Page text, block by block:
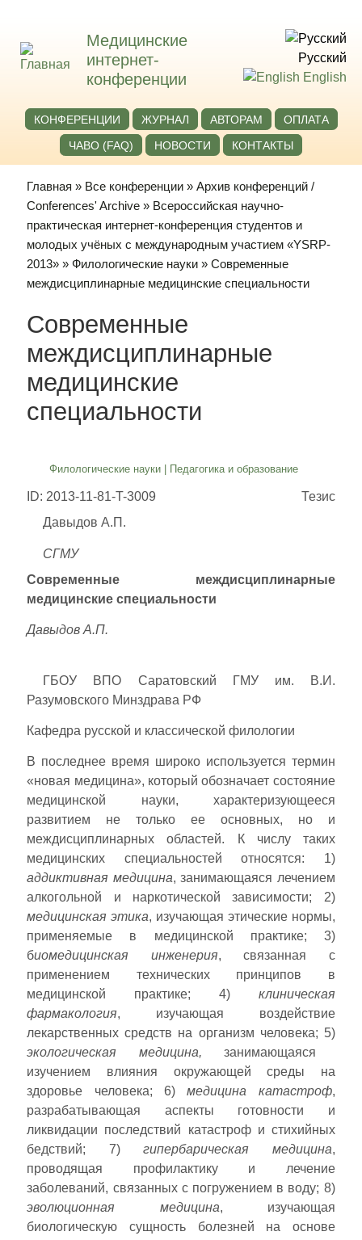
Медицинские
интернет-
конференции
Русский
English
КОНФЕРЕНЦИИ ЖУРНАЛ АВТОРАМ
ОПЛАТА
ЧАВО (FAQ)
НОВОСТИ КОНТАКТЫ
Главная » Все конференции »Архив конференций /
Conferences' Archive » Всероссийская научно-
практическая интернет-конференция студентов и
молодых учёных с международным участием «YSRP-
2013» »Филологические науки » Современные
междисциплинарные медицинские специальности
Современные
междисциплинарные
медицинские
специальности
Филологические науки Педагогика и образование
ID: 2013-11-81-T-3009
Тезис
Давыдов А.П.
СГМУ
Современные междисциплинарные
медицинские специальности
Давыдов А.П.
ГБОУ ВПО Саратовский ГМУ им. В.И.
Разумовского Минздрава РФ
Кафедра русской и классической филологии
В последнее время широко используется термин
«новая медицина», который обозначает состояние
медицинской науки, характеризующееся
развитием не только ее основных, но и
междисциплинарных областей. К числу таких
медицинских специальностей относятся: 1)
аддиктивная медицина, занимающаяся лечением
алкогольной и наркотической зависимости; 2)
медицинская этика, изучающая этические нормы,
применяемые в медицинской практике; 3)
биомедицинская инженерия, связанная с
применением технических принципов в
медицинской практике; 4) клиническая
фармакология, изучающая воздействие
лекарственных средств на организм человека; 5)
экологическая медицина, занимающаяся
изучением влияния окружающей среды на
здоровье человека; 6) медицина катастроф,
разрабатывающая аспекты готовности и
ликвидации последствий катастроф и стихийных
бедствий; 7)гипербарическая медицина,
проводящая профилактику и лечение
заболеваний, связанных с погружением в воду; 8)
эволюционная медицина, изучающая
биологическую сущность болезней на основе